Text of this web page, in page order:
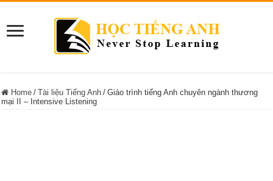
Home / Tài liệu Tiếng Anh / Giáo trình tiếng Anh chuyên ngành thương
mại II – Intensive Listening